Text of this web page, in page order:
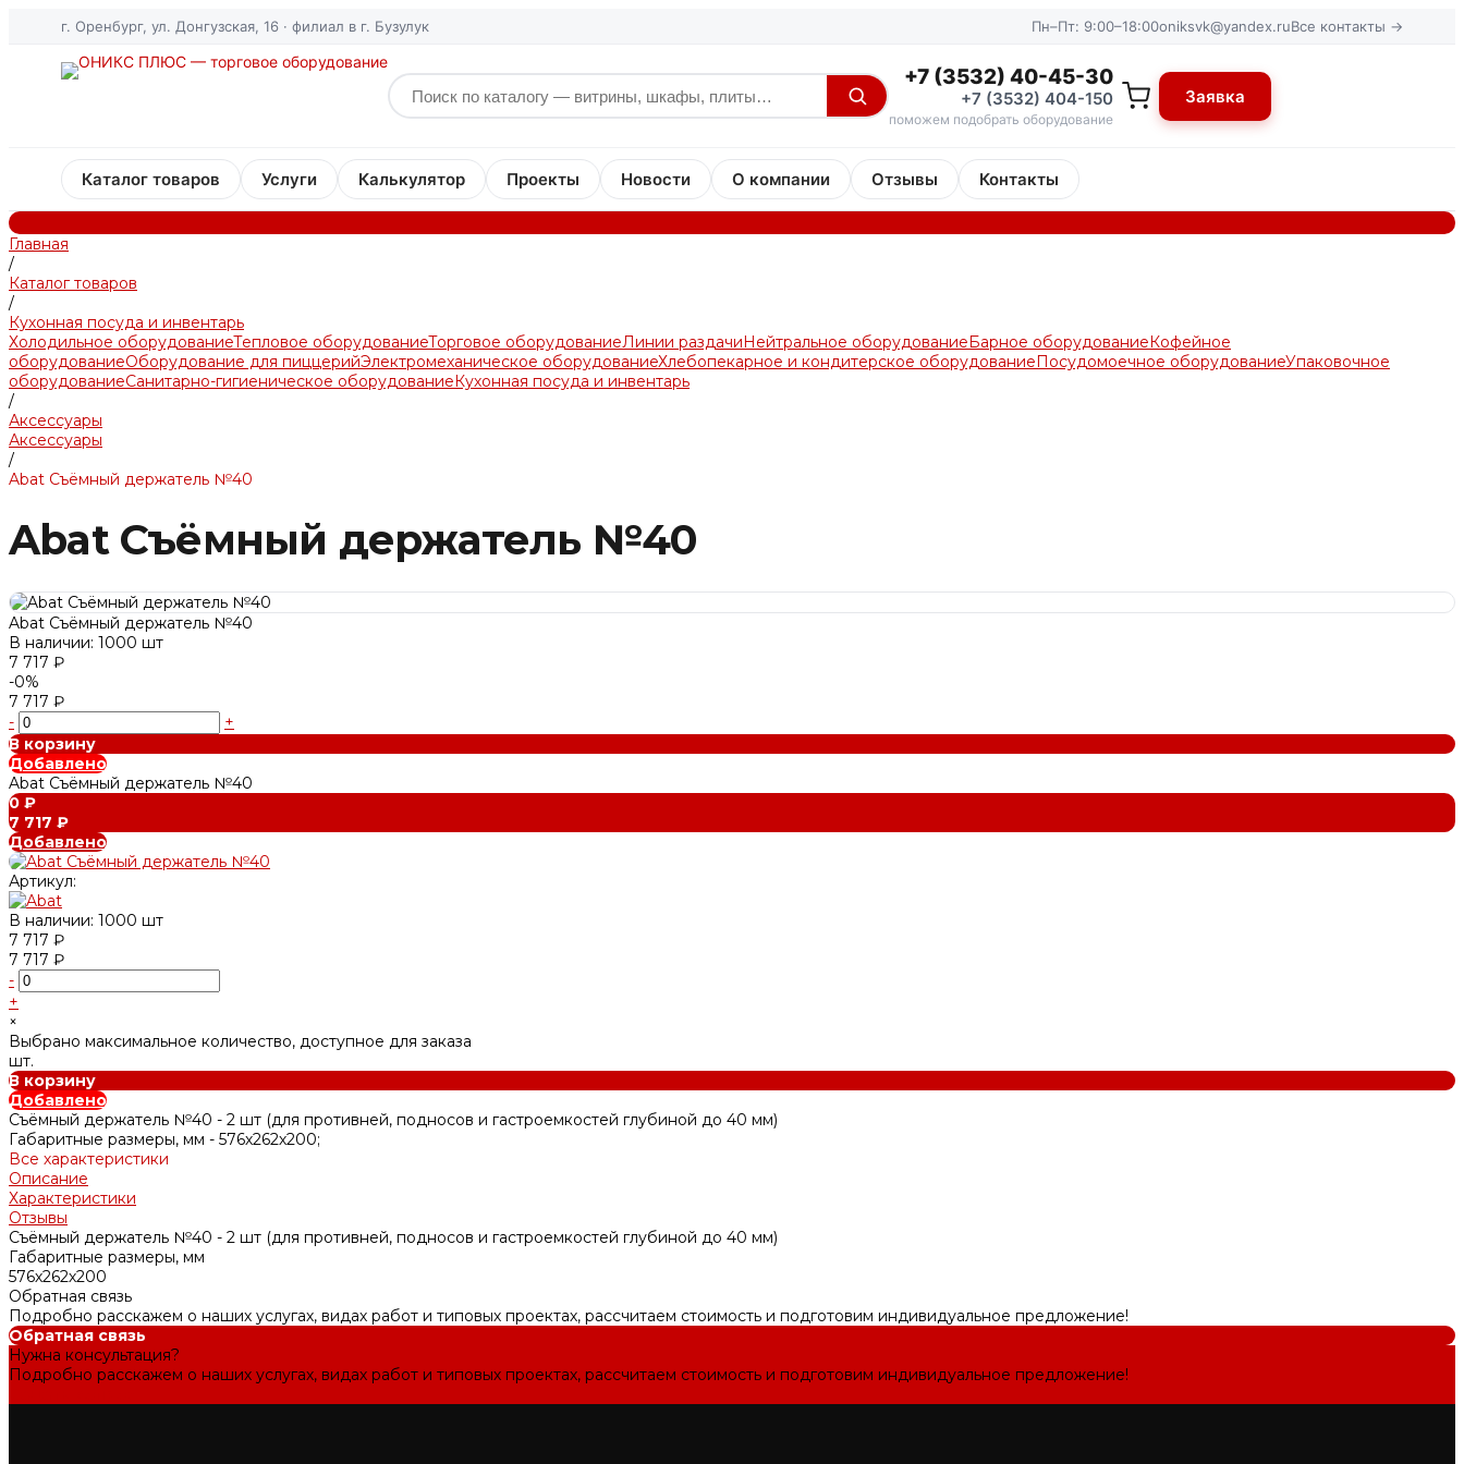
г. Оренбург, ул. Донгузская, 16 · филиал в г. Бузулук Пн–Пт: 9:00–18:00oniksvk@yandex.ruВсе контакты →
+7 (3532) 40-45-30
+7 (3532) 404-150
поможем подобрать оборудование
Заявка
Каталог товаров Услуги Калькулятор Проекты Новости О компании Отзывы Контакты
Главная
/
Каталог товаров
/
Кухонная посуда и инвентарь
Холодильное оборудованиеТепловое оборудованиеТорговое оборудованиеЛинии раздачиНейтральное оборудованиеБарное оборудованиеКофейное
оборудованиеОборудование для пиццерийЭлектромеханическое оборудованиеХлебопекарное и кондитерское оборудованиеПосудомоечное оборудованиеУпаковочное
оборудованиеСанитарно-гигиеническое оборудованиеКухонная посуда и инвентарь
/
Аксессуары
Аксессуары
/
Abat Съёмный держатель №40
Abat Съёмный держатель №40
Abat Съёмный держатель №40
В наличии: 1000 шт
7 717 ₽
-0%
7 717 ₽
-
+
В корзину
Добавлено
Abat Съёмный держатель №40
0 ₽
7 717 ₽
Добавлено
Артикул:
В наличии: 1000 шт
7 717 ₽
7 717 ₽
-
+
×
Выбрано максимальное количество, доступное для заказа
шт.
В корзину
Добавлено
Съёмный держатель №40 - 2 шт (для противней, подносов и гастроемкостей глубиной до 40 мм)
Габаритные размеры, мм - 576х262х200;
Все характеристики
Описание
Характеристики
Отзывы
Съёмный держатель №40 - 2 шт (для противней, подносов и гастроемкостей глубиной до 40 мм)
Габаритные размеры, мм
576х262х200
Обратная связь
Подробно расскажем о наших услугах, видах работ и типовых проектах, рассчитаем стоимость и подготовим индивидуальное предложение!
Обратная связь
Нужна консультация?
Подробно расскажем о наших услугах, видах работ и типовых проектах, рассчитаем стоимость и подготовим индивидуальное предложение!